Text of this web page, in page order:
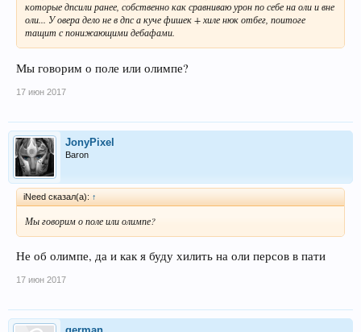
которые дпсили ранее, собственно как сравниваю урон по себе на оли и вне
оли... У овера дело не в дпс а куче фишек + хиле нюк отбег, поитоге
тащит с понижающими дебафами.
Мы говорим о поле или олимпе?
17 июн 2017
JonyPixel
Baron
iNeed сказал(а): ↑
Мы говорим о поле или олимпе?
Не об олимпе, да и как я буду хилить на оли персов в пати
17 июн 2017